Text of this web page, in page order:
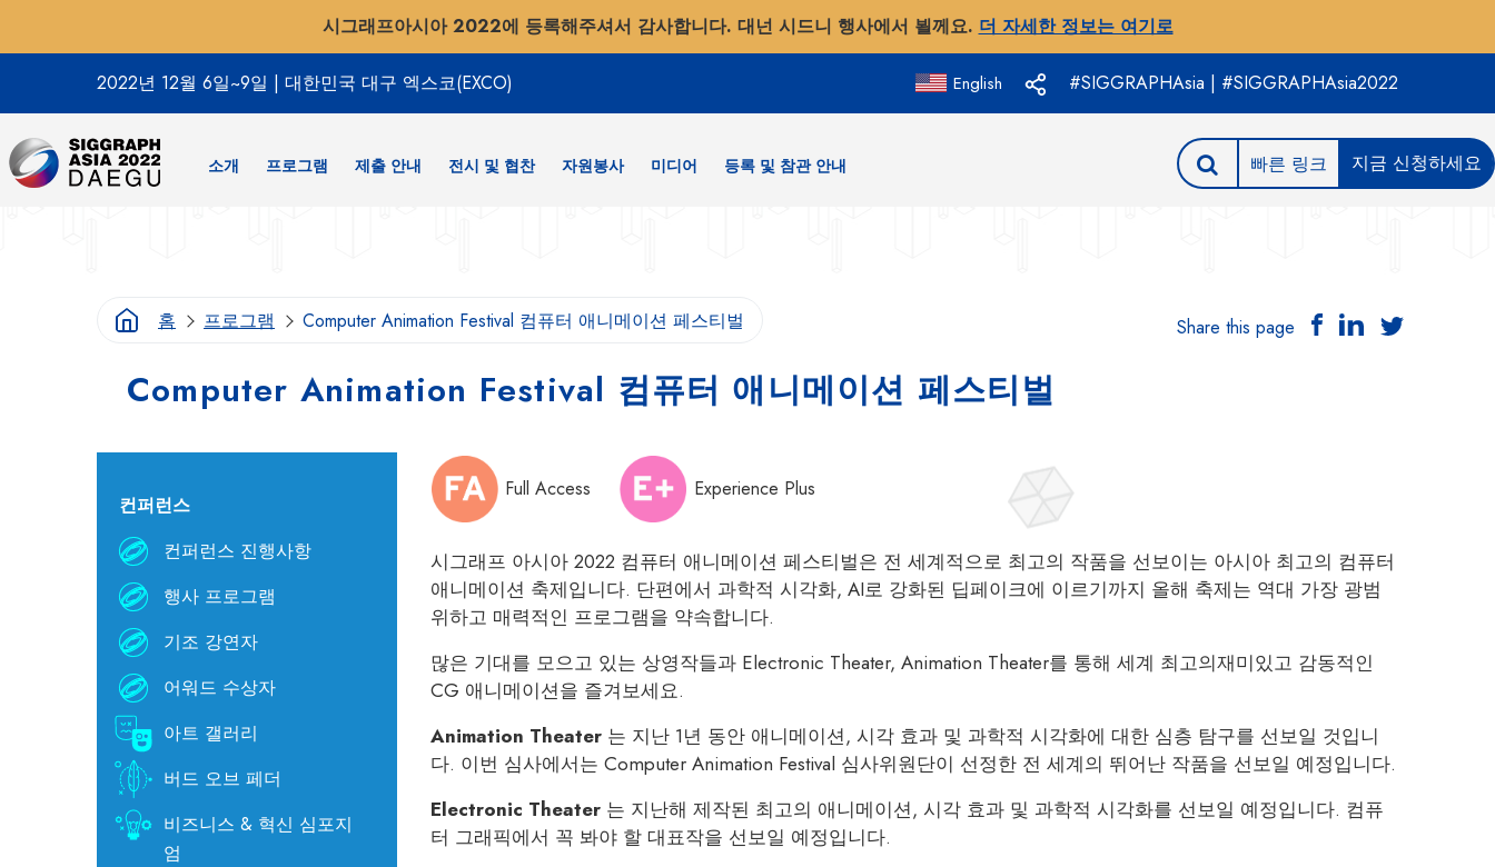
시그래프아시아 2022에 등록해주셔서 감사합니다. 대넌 시드니 행사에서 뵐께요. 더 자세한 정보는 여기로
2022년 12월 6일~9일 | 대한민국 대구 엑스코(EXCO) English #SIGGRAPHAsia | #SIGGRAPHAsia2022
소개 프로그램 제출 안내 전시 및 협찬 자원봉사 미디어 등록 및 참관 안내 빠른 링크 지금 신청하세요
홈 프로그램 Computer Animation Festival 컴퓨터 애니메이션 페스티벌 Share this page
Computer Animation Festival 컴퓨터 애니메이션 페스티벌
컨퍼런스
컨퍼런스 진행사항
행사 프로그램
기조 강연자
어워드 수상자
아트 갤러리
버드 오브 페더
비즈니스 & 혁신 심포지
엄
Full Access Experience Plus
시그래프 아시아 2022 컴퓨터 애니메이션 페스티벌은 전 세계적으로 최고의 작품을 선보이는 아시아 최고의 컴퓨터
애니메이션 축제입니다. 단편에서 과학적 시각화, AI로 강화된 딥페이크에 이르기까지 올해 축제는 역대 가장 광범
위하고 매력적인 프로그램을 약속합니다.
많은 기대를 모으고 있는 상영작들과 Electronic Theater, Animation Theater를 통해 세계 최고의재미있고 감동적인
CG 애니메이션을 즐겨보세요.
Animation Theater 는 지난 1년 동안 애니메이션, 시각 효과 및 과학적 시각화에 대한 심층 탐구를 선보일 것입니
다. 이번 심사에서는 Computer Animation Festival 심사위원단이 선정한 전 세계의 뛰어난 작품을 선보일 예정입니다.
Electronic Theater 는 지난해 제작된 최고의 애니메이션, 시각 효과 및 과학적 시각화를 선보일 예정입니다. 컴퓨
터 그래픽에서 꼭 봐야 할 대표작을 선보일 예정입니다.